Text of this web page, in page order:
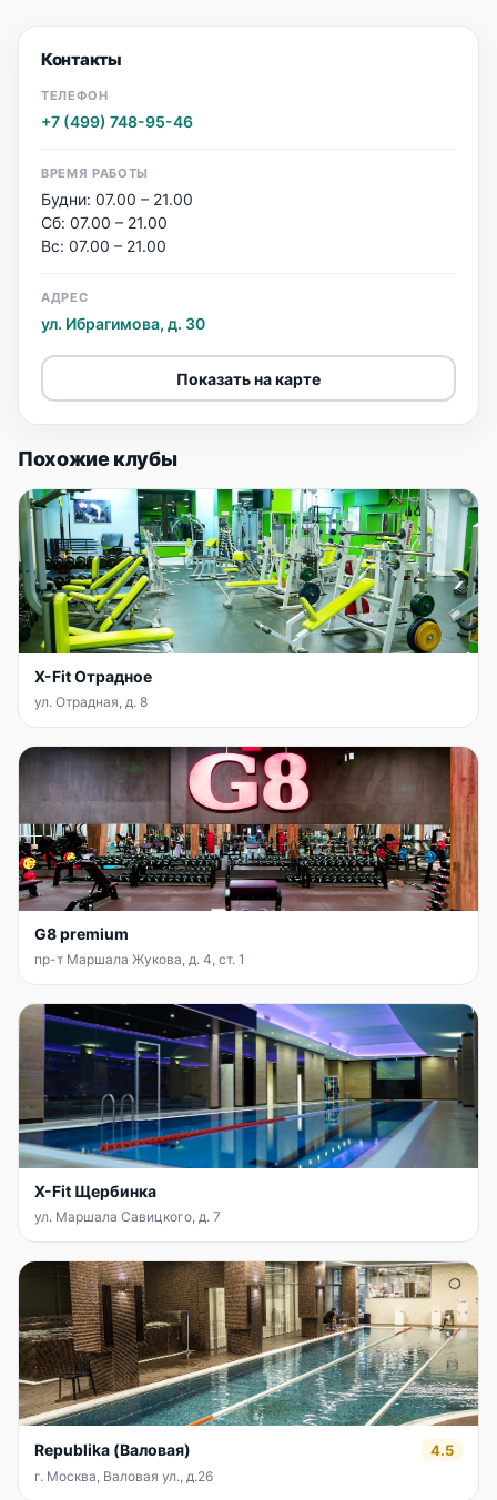
Контакты
ТЕЛЕФОН
+7 (499) 748-95-46
ВРЕМЯ РАБОТЫ
Будни: 07.00 – 21.00
Сб: 07.00 – 21.00
Вс: 07.00 – 21.00
АДРЕС
ул. Ибрагимова, д. 30
Показать на карте
Похожие клубы
X-Fit Отрадное
ул. Отрадная, д. 8
G8 premium
пр-т Маршала Жукова, д. 4, ст. 1
X-Fit Щербинка
ул. Маршала Савицкого, д. 7
Republika (Валовая) 4.5
г. Москва, Валовая ул., д.26